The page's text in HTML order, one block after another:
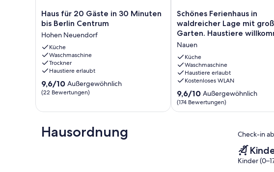
Haus
für
Gäste
in
30
Minuten
bis
Berlin
Centrum
Neuendorf
Haus für 20 Gäste in 30 Minuten
bis Berlin Centrum
Hohen Neuendorf
Küche
Waschmaschine
Trockner
Haustiere erlaubt
9.6
von
Bewertungen)
9,6/10 Außergewöhnlich
(22 Bewertungen)
Schönes
Ferienhaus
in
waldreicher
Lage
mit
großem
Garten.
Haustiere
willkommen.
Nauen
Schönes Ferienhaus in
waldreicher Lage mit
Garten. Haustiere
Nauen
Küche
Waschmaschine
Haustiere erlaubt
Kostenloses WLAN
9.6
von
10,
9,6/10 Außergewöhnlich
(174 Bewertungen)
Hausordnung Check-in
Kinder